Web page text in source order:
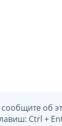
об
Ctrl +